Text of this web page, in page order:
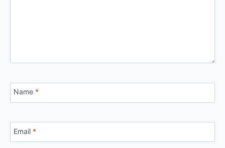
Name *
Email *